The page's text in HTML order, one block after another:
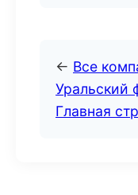
← Все
Уральский
Главная